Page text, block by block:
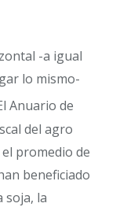
-a igual
lo mismo-
Anuario de
del agro
promedio de
beneficiado
soja, la